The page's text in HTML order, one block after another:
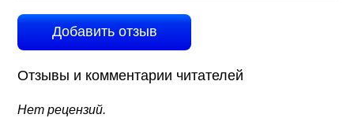
Добавить отзыв
Отзывы и комментарии читателей
Нет рецензий.